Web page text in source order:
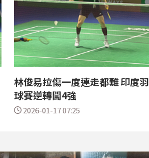
林俊易拉傷一度連走都難 印度羽
球賽逆轉闖4強
2026-01-17 07:25